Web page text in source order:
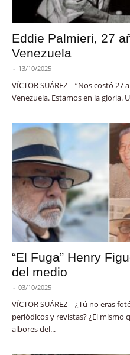
Eddie Palmieri, 27
Venezuela
- 13/10/2025
VÍCTOR SUÁREZ - “Nos costó
Venezuela. Estamos en la gloria.
“El Fuga” Henry
del medio
- 03/10/2025
VÍCTOR SUÁREZ - ¿Tú no eras
periódicos y revistas? ¿El mismo
albores del...